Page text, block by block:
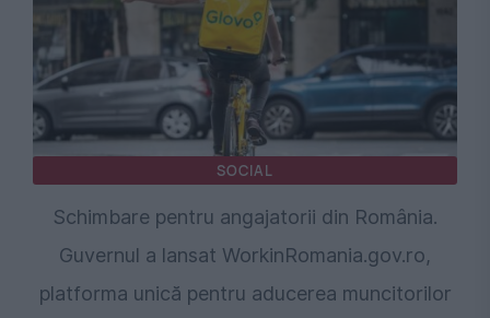
SOCIAL
Schimbare pentru angajatorii din România.
Guvernul a lansat WorkinRomania.gov.ro,
platforma unică pentru aducerea muncitorilor